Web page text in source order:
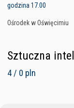
godzina 17.00
Ośrodek w Oświęcimiu
Sztuczna
4 / 0 pln